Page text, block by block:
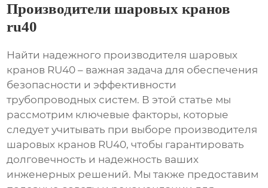
Производители шаровых кранов
ru40
Найти надежного производителя шаровых
кранов RU40 – важная задача для обеспечения
безопасности и эффективности
трубопроводных систем. В этой статье мы
рассмотрим ключевые факторы, которые
следует учитывать при выборе производителя
шаровых кранов RU40, чтобы гарантировать
долговечность и надежность ваших
инженерных решений. Мы также предоставим